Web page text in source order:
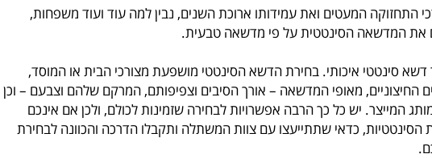
התחזוקה המעטים ואת עמידותו ארוכת השנים, נבין למה עוד ועוד משפחות,
את המדשאה הסינטטית על פי מדשאה טבעית.
סינטטי איכותי. בחירת הדשא הסינטטי מושפעת מצורכי הבית או המוסד,
החיצוניים, מאופי המדשאה – אורך הסיבים וצפיפותם, המרקם שלהם וצבעם – וכן
המייצר. יש כל כך הרבה אפשרויות לבחירה שזמינות לכולם, ולכן אם אינכם
כדאי שתתייעצו עם צוות המשתלה ותקבלו הדרכה והכוונה לבחירת